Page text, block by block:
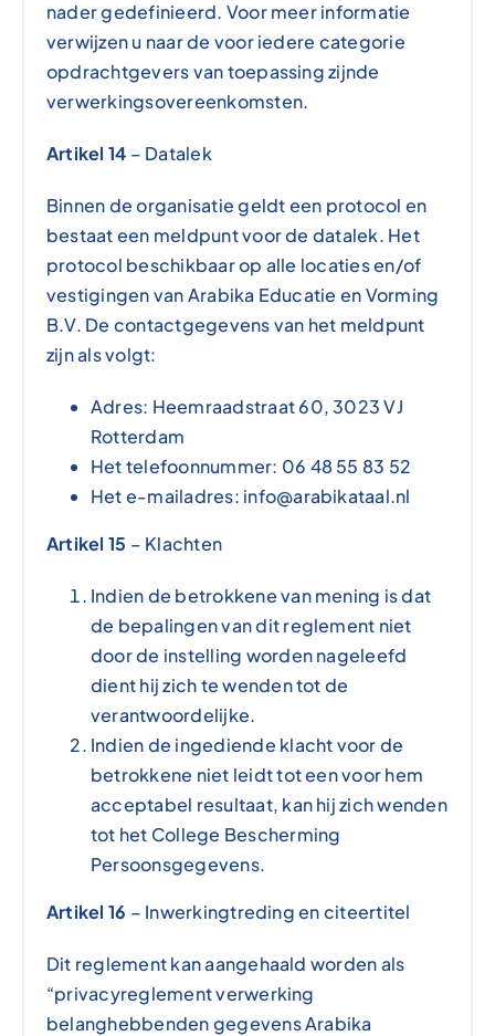
nader gedefinieerd. Voor meer informatie
verwijzen u naar de voor iedere categorie
opdrachtgevers van toepassing zijnde
verwerkingsovereenkomsten.
Artikel 14 – Datalek
Binnen de organisatie geldt een protocol en
bestaat een meldpunt voor de datalek. Het
protocol beschikbaar op alle locaties en/of
vestigingen van Arabika Educatie en Vorming
B.V. De contactgegevens van het meldpunt
zijn als volgt:
Adres: Heemraadstraat 60, 3023 VJ
Rotterdam
Het telefoonnummer: 06 48 55 83 52
Het e-mailadres: info@arabikataal.nl
Artikel 15 – Klachten
Indien de betrokkene van mening is dat
de bepalingen van dit reglement niet
door de instelling worden nageleefd
dient hij zich te wenden tot de
verantwoordelijke.
Indien de ingediende klacht voor de
betrokkene niet leidt tot een voor hem
acceptabel resultaat, kan hij zich wenden
tot het College Bescherming
Persoonsgegevens.
Artikel 16 – Inwerkingtreding en citeertitel
Dit reglement kan aangehaald worden als
“privacyreglement verwerking
belanghebbenden gegevensArabika